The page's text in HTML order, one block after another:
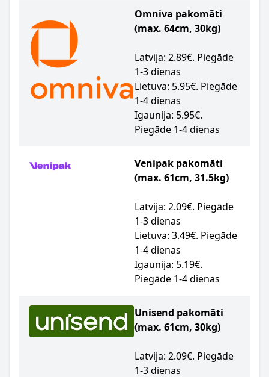
Omniva pakomāti
(max. 64cm, 30kg)
Latvija: 2.89€. Piegāde
1-3 dienas
Lietuva: 5.95€. Piegāde
1-4 dienas
Igaunija: 5.95€.
Piegāde 1-4 dienas
Venipak pakomāti
(max. 61cm, 31.5kg)
Latvija: 2.09€. Piegāde
1-3 dienas
Lietuva: 3.49€. Piegāde
1-4 dienas
Igaunija: 5.19€.
Piegāde 1-4 dienas
Unisend pakomāti
(max. 61cm, 30kg)
Latvija: 2.09€. Piegāde
1-3 dienas